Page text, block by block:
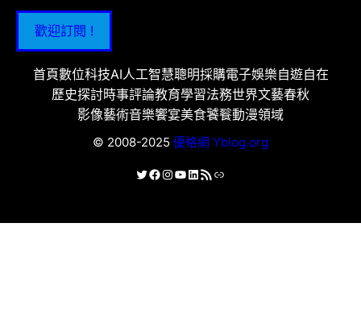
歡迎訂閱 !
首頁數位科技AI人工智慧聰明採購電子娛樂自遊自在
歷史探討時事評論教育學習法務世界文藝春秋
影像藝術音樂饗宴美食饕餮動漫領域
© 2008-2025 優格網 Yblog.org
X Facebook
Instagram
YouTube
LinkedIn
RSS 資訊提供連結